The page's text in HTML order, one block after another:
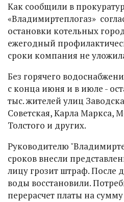
Как сообщили в
«Владимиртеплогаз»
остановки котельных
ежегодный
сроки компания не
Без горячего
с конца июня и в июле -
тыс. жителей улиц
Советская, Карла Маркса,
Толстого и других.
Руководителю
сроков внесли
лицу грозит штраф. После
воды восстановили.
перерасчет платы на